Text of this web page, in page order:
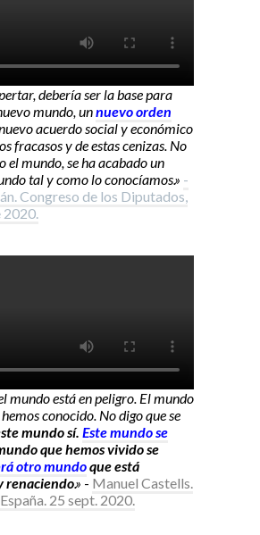
debería ser la base para
mundo, unnuevo orden
nuevo acuerdo social y económico
fracasos y de estas cenizas. No
el mundo, se ha acabado un
tal y como lo conocíamos.» -
Congreso de los Diputados,
mundo está en peligro. El mundo
conocido. No digo que se
mundo sí. Este mundo se
que hemos vivido se
otro mundoque está
renaciendo.» - Manuel Castells.
25 sept. 2020.